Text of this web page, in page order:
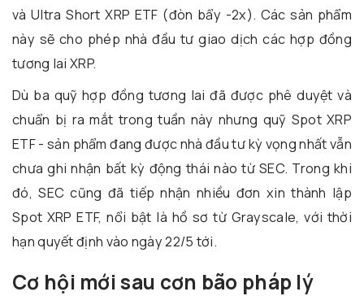
và Ultra Short XRP ETF (đòn bẩy -2x). Các sản phẩm
này sẽ cho phép nhà đầu tư giao dịch các hợp đồng
tương lai XRP.
Dù ba quỹ hợp đồng tương lai đã được phê duyệt và
chuẩn bị ra mắt trong tuần này nhưng quỹ Spot XRP
ETF - sản phẩm đang được nhà đầu tư kỳ vọng nhất vẫn
chưa ghi nhận bất kỳ động thái nào từ SEC. Trong khi
đó, SEC cũng đã tiếp nhận nhiều đơn xin thành lập
Spot XRP ETF, nổi bật là hồ sơ từ Grayscale, với thời
hạn quyết định vào ngày 22/5 tới.
Cơ hội mới sau cơn bão pháp lý